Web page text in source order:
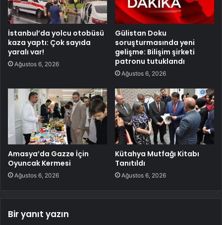
İstanbul’da yolcu otobüsü
kaza yaptı: Çok sayıda
yaralı var!
Ağustos 6, 2026
Gülistan Doku
soruşturmasında yeni
gelişme: Bilişim şirketi
patronu tutuklandı
Ağustos 6, 2026
Amasya’da Gazze İçin
Oyuncak Kermesi
Ağustos 6, 2026
Kütahya Mutfağı Kitabı
Tanıtıldı
Ağustos 6, 2026
Bir yanıt yazın